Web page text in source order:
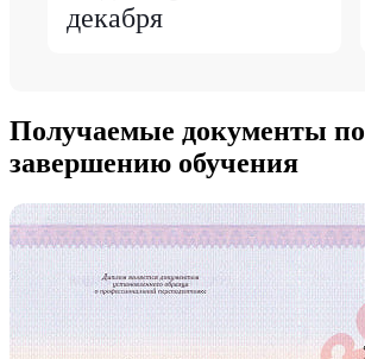
декабря
Получаемые документы по
завершению обучения